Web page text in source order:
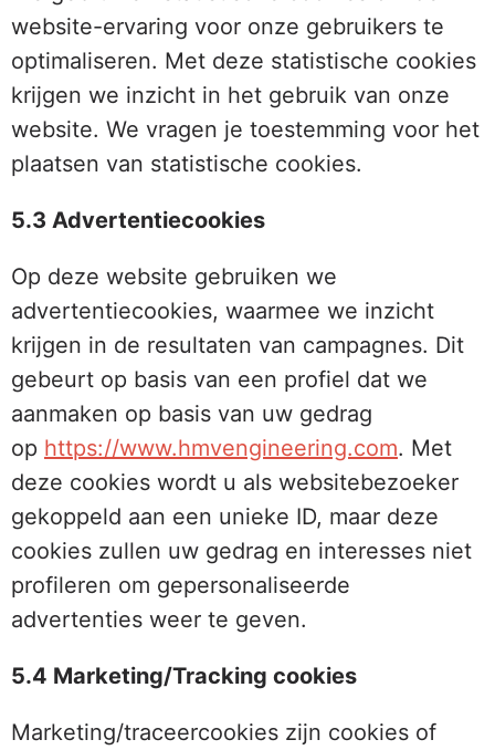
website-ervaring voor onze gebruikers te
optimaliseren. Met deze statistische cookies
krijgen we inzicht in het gebruik van onze
website. We vragen je toestemming voor het
plaatsen van statistische cookies.
5.3 Advertentiecookies
Op deze website gebruiken we
advertentiecookies, waarmee we inzicht
krijgen in de resultaten van campagnes. Dit
gebeurt op basis van een profiel dat we
aanmaken op basis van uw gedrag
op https://www.hmvengineering.com. Met
deze cookies wordt u als websitebezoeker
gekoppeld aan een unieke ID, maar deze
cookies zullen uw gedrag en interesses niet
profileren om gepersonaliseerde
advertenties weer te geven.
5.4 Marketing/Tracking cookies
Marketing/traceercookies zijn cookies of